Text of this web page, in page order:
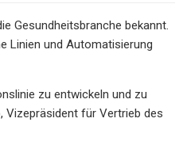
Gesundheitsbranche bekannt.
Linien und Automatisierung
zu entwickeln und zu
Vizepräsident für Vertrieb des